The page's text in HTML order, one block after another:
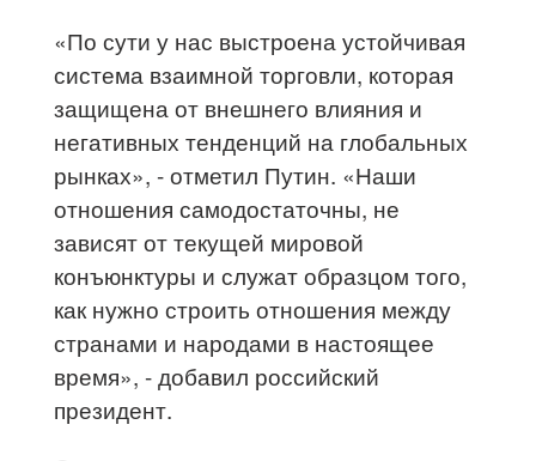
«По сути у нас выстроена устойчивая
система взаимной торговли, которая
защищена от внешнего влияния и
негативных тенденций на глобальных
рынках», - отметил Путин. «Наши
отношения самодостаточны, не
зависят от текущей мировой
конъюнктуры и служат образцом того,
как нужно строить отношения между
странами и народами в настоящее
время», - добавил российский
президент.